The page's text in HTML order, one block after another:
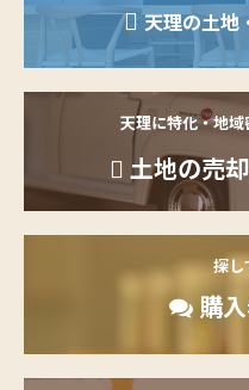
天理の土地
天理に特化・地
土地の売
探し
購